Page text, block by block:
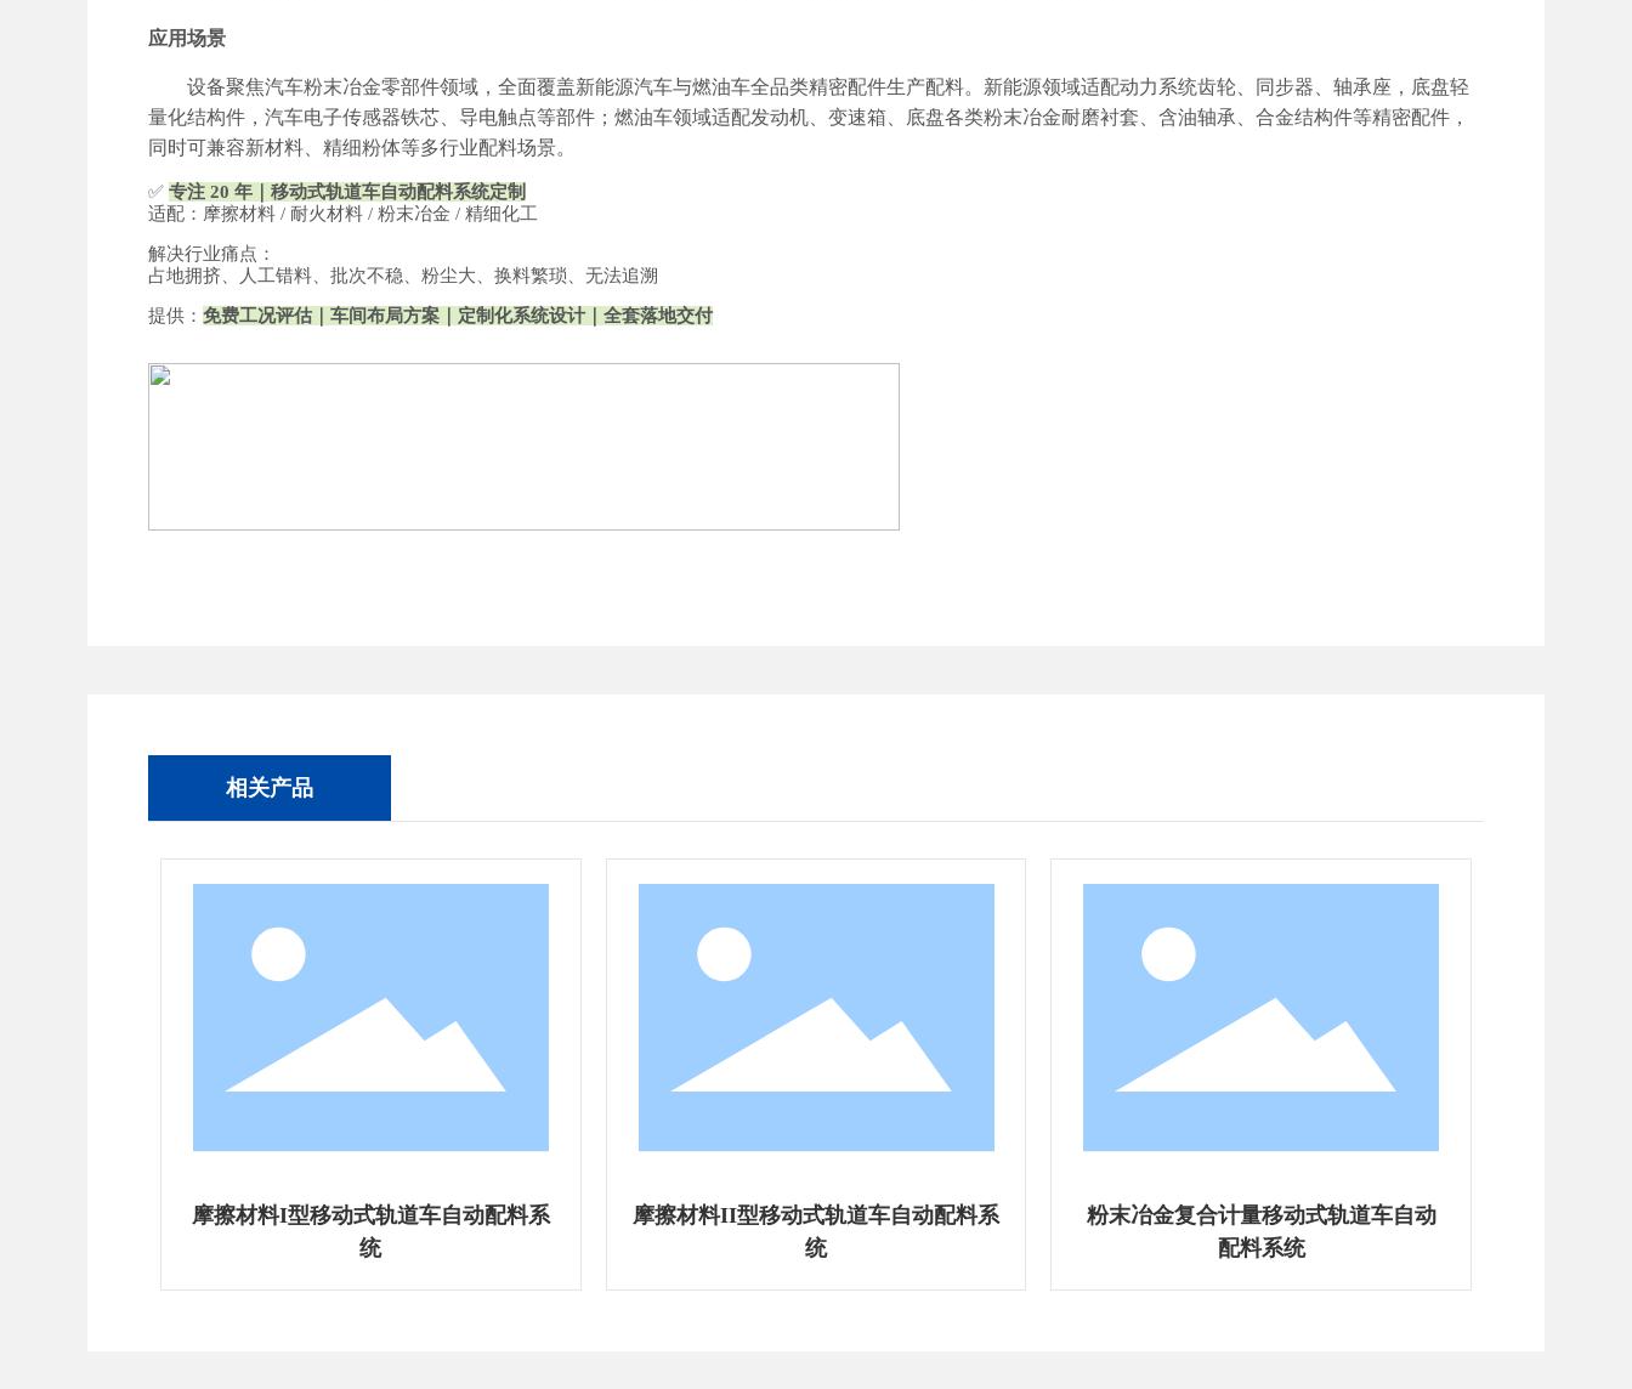
应用场景
设备聚焦汽车粉末冶金零部件领域，全面覆盖新能源汽车与燃油车全品类精密配件生产配料。新能源领域适配动力系统齿轮、同步器、轴承座，底盘轻
量化结构件，汽车电子传感器铁芯、导电触点等部件；燃油车领域适配发动机、变速箱、底盘各类粉末冶金耐磨衬套、含油轴承、合金结构件等精密配件，
同时可兼容新材料、精细粉体等多行业配料场景。
✅ 专注 20 年｜移动式轨道车自动配料系统定制
适配：摩擦材料 / 耐火材料 / 粉末冶金 / 精细化工
解决行业痛点：
占地拥挤、人工错料、批次不稳、粉尘大、换料繁琐、无法追溯
提供： 免费工况评估｜车间布局方案｜定制化系统设计｜全套落地交付
相关产品
摩擦材料II型移动式轨道车自动配料系
统
粉末冶金复合计量移动式轨道车自动
配料系统
预称料型移动式轨道车自动配料系统